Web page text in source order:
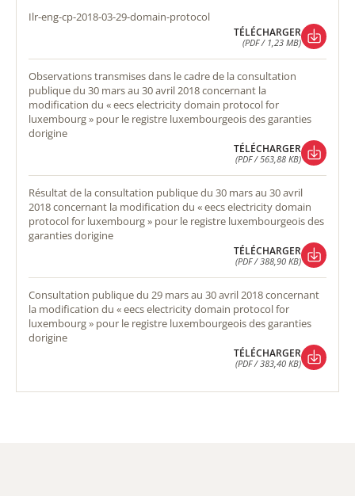
ilr-eng-cp-2018-03-29-domain-protocol
TÉLÉCHARGER
(PDF / 1,23 MB)
TÉLÉCHARGER
observations transmises dans le cadre de la consultation
publique du 30 mars au 30 avril 2018 concernant la
modification du « eecs electricity domain protocol for
luxembourg » pour le registre luxembourgeois des garanties
dorigine
TÉLÉCHARGER
(PDF / 563,88 KB)
TÉLÉCHARGER
résultat de la consultation publique du 30 mars au 30 avril
2018 concernant la modification du « eecs electricity domain
protocol for luxembourg » pour le registre luxembourgeois des
garanties dorigine
TÉLÉCHARGER
(PDF / 388,90 KB)
TÉLÉCHARGER
consultation publique du 29 mars au 30 avril 2018 concernant
la modification du « eecs electricity domain protocol for
luxembourg » pour le registre luxembourgeois des garanties
dorigine
TÉLÉCHARGER
(PDF / 383,40 KB)